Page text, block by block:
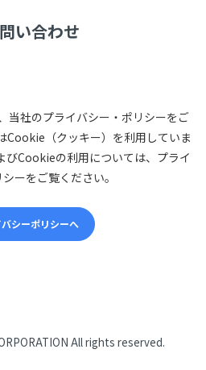
い合わせ
当社のプライバシー・ポリシーをご
Cookie（クッキー）を利用していま
びCookieの利用については、プライ
ーをご覧ください。
シーポリシーへ
All rights reserved.